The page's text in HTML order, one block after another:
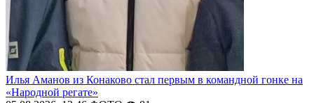
Илья Аманов из Конаково стал первым в командной гонке на
«Народной регате»